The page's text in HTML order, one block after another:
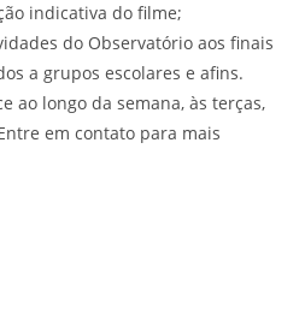
indicativa do filme;
do Observatório aos finais
a grupos escolares e afins.
ao longo da semana, às terças,
em contato para mais